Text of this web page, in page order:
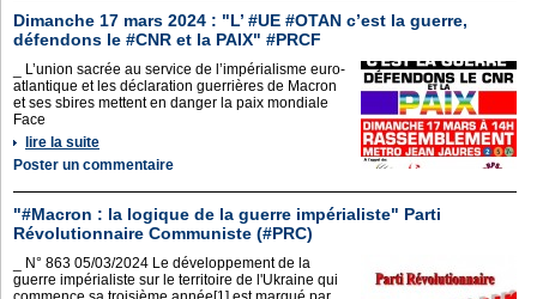
Dimanche 17 mars 2024 : "L’ #UE #OTAN c’est la guerre,
défendons le #CNR et la PAIX" #PRCF
_ L’union sacrée au service de l’impérialisme euro-
atlantique et les déclaration guerrières de Macron
et ses sbires mettent en danger la paix mondiale
Face
lire la suite
Poster un commentaire
"#Macron : la logique de la guerre impérialiste" Parti
Révolutionnaire Communiste (#PRC)
_ N° 863 05/03/2024 Le développement de la
guerre impérialiste sur le territoire de l'Ukraine qui